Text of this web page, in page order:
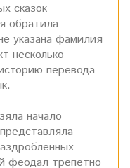
сказок
обратила
указана фамилия
несколько
перевода
начало
феодал трепетно